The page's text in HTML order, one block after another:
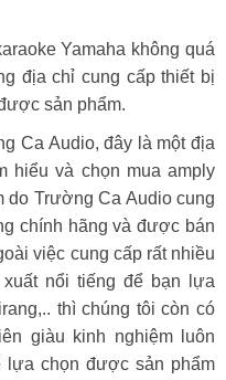
Yamaha không quá
địa chỉ cung cấp thiết bị
sản phẩm.
Ca Audio, đây là một địa
hiểu và chọn mua amply
do Trường Ca Audio cung
chính hãng và được bán
việc cung cấp rất nhiều
nổi tiếng để bạn lựa
thì chúng tôi còn có
giàu kinh nghiệm luôn
lựa chọn được sản phẩm